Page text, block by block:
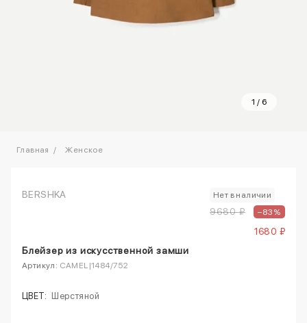
1 / 6
Главная Женское
BERSHKA Нет в наличии
9680 ₽ –83%
1680 ₽
Блейзер из искусственной замши
Артикул: CAMEL|1484/752
ЦВЕТ: Шерстяной